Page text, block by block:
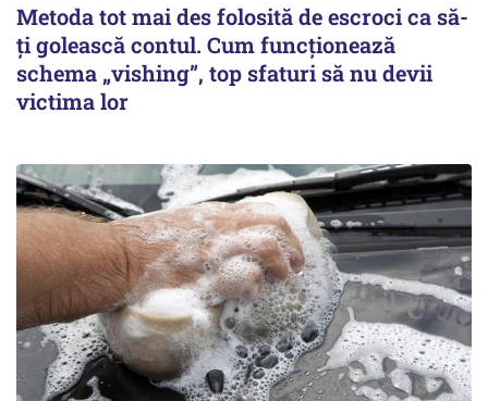
Metoda tot mai des folosită de escroci ca să-
ți golească contul. Cum funcționează
schema „vishing”, top sfaturi să nu devii
victima lor